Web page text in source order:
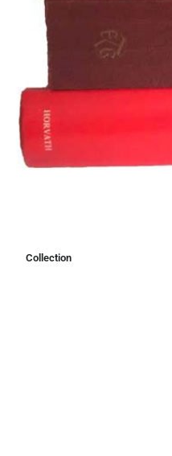
Collection